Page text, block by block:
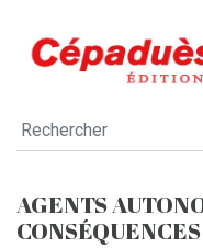
AGENTS